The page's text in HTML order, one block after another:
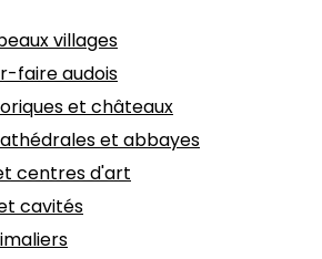
villages
faire audois
et châteaux
et abbayes
centres d'art
cavités